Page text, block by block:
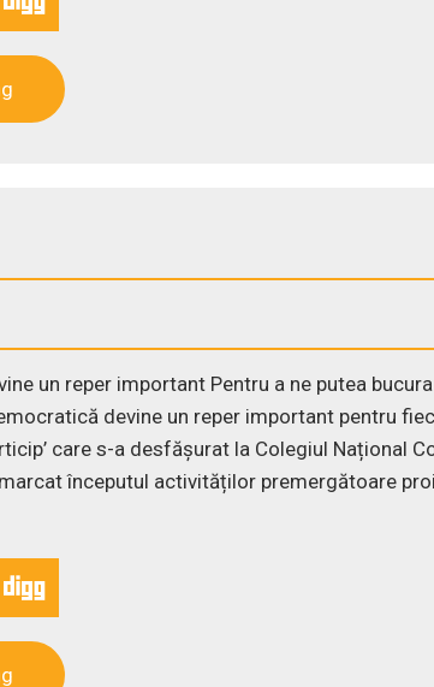
un reper important Pentru a ne putea
devine un reper important pentru
care s-a desfășurat la Colegiul Național
începutul activităților premergătoare